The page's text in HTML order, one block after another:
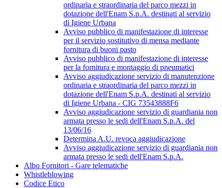
ordinaria e straordinaria del parco mezzi in
dotazione dell'Enam S.p.A. destinati al servizio
di Igiene Urbana
Avviso pubblico di manifestazione di interesse
per il servizio sostitutivo di mensa mediante
fornitura di buoni pasto
Avviso pubblico di manifestazione di interesse
per la fornitura e montaggio di pneumatici
Avviso aggiudicazione servizio di manutenzione
ordinaria e straordinaria del parco mezzi in
dotazione dell'Enam S.p.A. destinati al servizio
di Igiene Urbana - CIG 73543888F6
Avviso aggiudicazione servizio di guardiania non
armata presso le sedi dell'Enam S.p.A. del
13/06/16
Determina A.U. revoca aggiudicazione
Avviso aggiudicazione servizio di guardiania non
armata presso le sedi dell'Enam S.p.A.
Albo Fornitori - Gare telematiche
Whistleblowing
Codice Etico